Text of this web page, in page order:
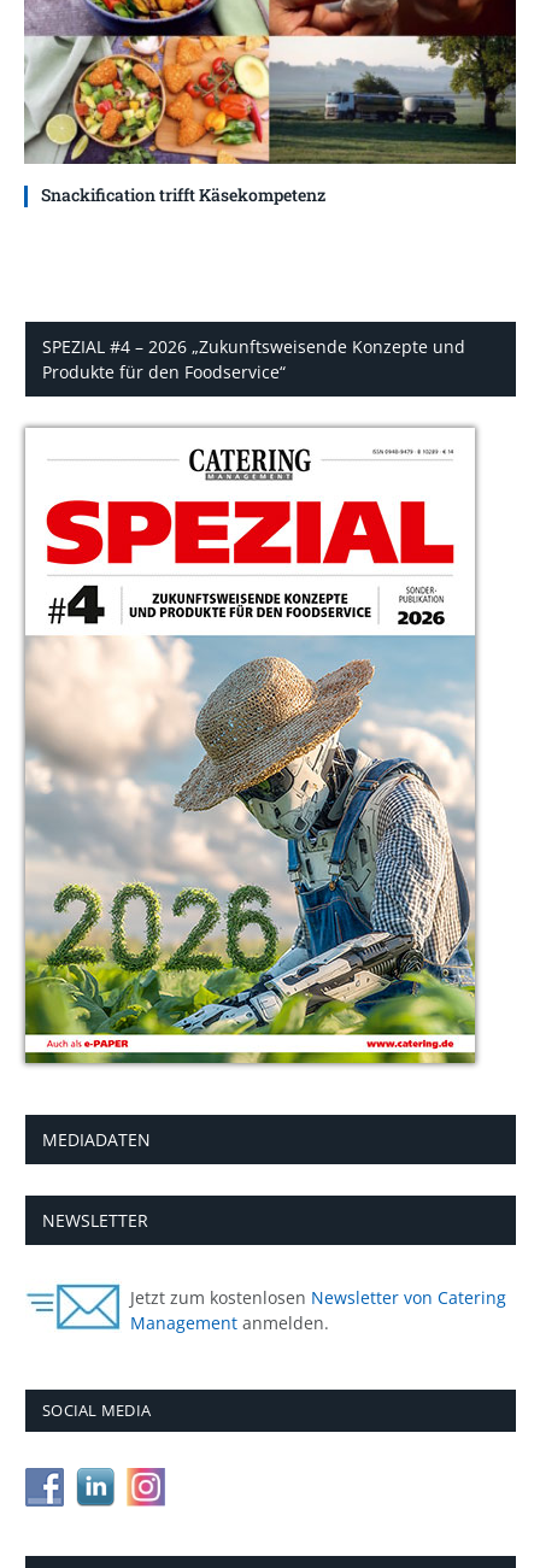
Snackification trifft Käsekompetenz
SPEZIAL #4 – 2026 „Zukunftsweisende Konzepte und
Produkte für den Foodservice“
MEDIADATEN
NEWSLETTER
Jetzt zum kostenlosen Newsletter von Catering
Management anmelden.
SOCIAL MEDIA